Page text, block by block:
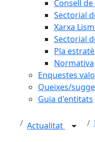
Consell
Sectorial
Xarxa
Sectorial
Pla
Normativa
Enquestes
Queixes/
Guia d'entitats
Actualitat